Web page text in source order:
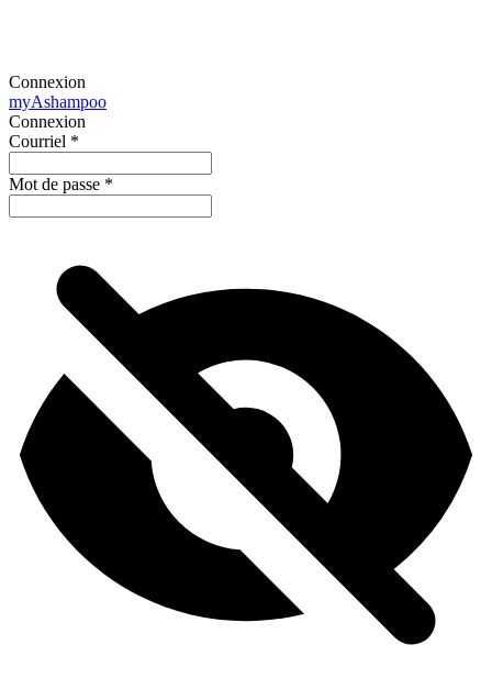
Connexion
myAshampoo
Connexion
Courriel *
Mot de passe *